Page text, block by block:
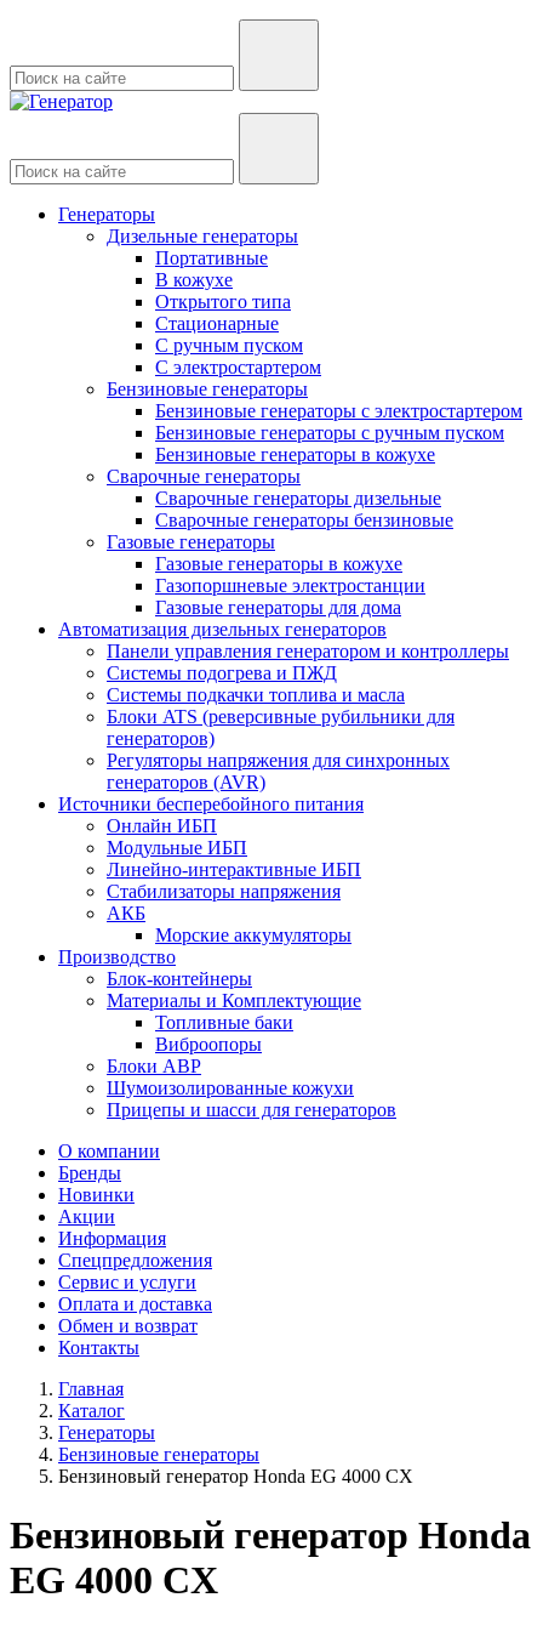
Генераторы
Дизельные генераторы
Портативные
В кожухе
Открытого типа
Стационарные
С ручным пуском
С электростартером
Бензиновые генераторы
Бензиновые генераторы с электростартером
Бензиновые генераторы с ручным пуском
Бензиновые генераторы в кожухе
Сварочные генераторы
Сварочные генераторы дизельные
Сварочные генераторы бензиновые
Газовые генераторы
Газовые генераторы в кожухе
Газопоршневые электростанции
Газовые генераторы для дома
Автоматизация дизельных генераторов
Панели управления генератором и контроллеры
Системы подогрева и ПЖД
Системы подкачки топлива и масла
Блоки ATS (реверсивные рубильники для
генераторов)
Регуляторы напряжения для синхронных
генераторов (AVR)
Источники бесперебойного питания
Онлайн ИБП
Модульные ИБП
Линейно-интерактивные ИБП
Стабилизаторы напряжения
АКБ
Морские аккумуляторы
Производство
Блок-контейнеры
Материалы и Комплектующие
Топливные баки
Виброопоры
Блоки АВР
Шумоизолированные кожухи
Прицепы и шасси для генераторов
О компании
Бренды
Новинки
Акции
Информация
Спецпредложения
Сервис и услуги
Оплата и доставка
Обмен и возврат
Контакты
Главная
Каталог
Генераторы
Бензиновые генераторы
Бензиновый генератор Honda EG 4000 CX
Бензиновый генератор Honda
EG 4000 CX